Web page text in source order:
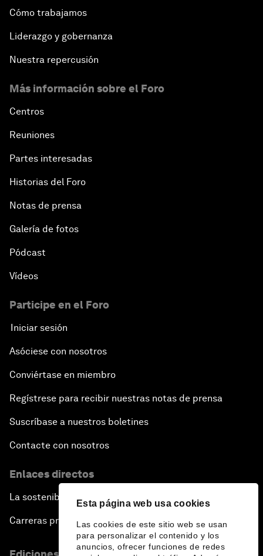
Esta página web usa cookies
Las cookies de este sitio web se usan
para personalizar el contenido y los
anuncios, ofrecer funciones de redes
Cómo trabajamos
Liderazgo y gobernanza
Nuestra repercusión
Más información sobre el Foro
Centros
Reuniones
Partes interesadas
Historias del Foro
Notas de prensa
Galería de fotos
Pódcast
Vídeos
Participe en el Foro
Iniciar sesión
Asóciese con nosotros
Conviértase en miembro
Regístrese para recibir nuestras notas de prensa
Suscríbase a nuestros boletines
Contacte con nosotros
Enlaces directos
La sostenibilidad en el Foro
Carreras profesionales